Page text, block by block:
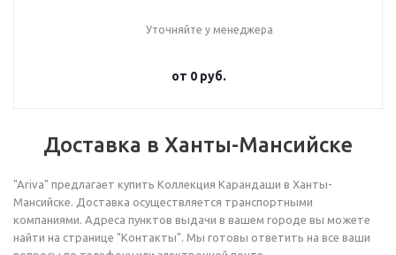
Уточняйте у менеджера
от 0 руб.
Доставка в Ханты-Мансийске
"Ariva" предлагает купить Коллекция Карандаши в Ханты-
Мансийске. Доставка осуществляется транспортными
компаниями. Адреса пунктов выдачи в вашем городе вы можете
найти на странице "Контакты". Мы готовы ответить на все ваши